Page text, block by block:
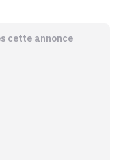
cette annonce